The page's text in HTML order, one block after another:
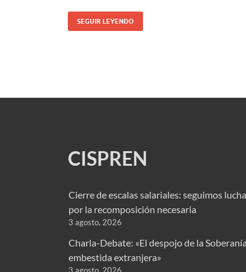
SEGUIR LEYENDO
CISPREN
Cierre de escalas salariales: seguimos
por la recomposición necesaria
3 agosto, 2026
Charla-Debate: «El despojo de la
embestida extranjera»